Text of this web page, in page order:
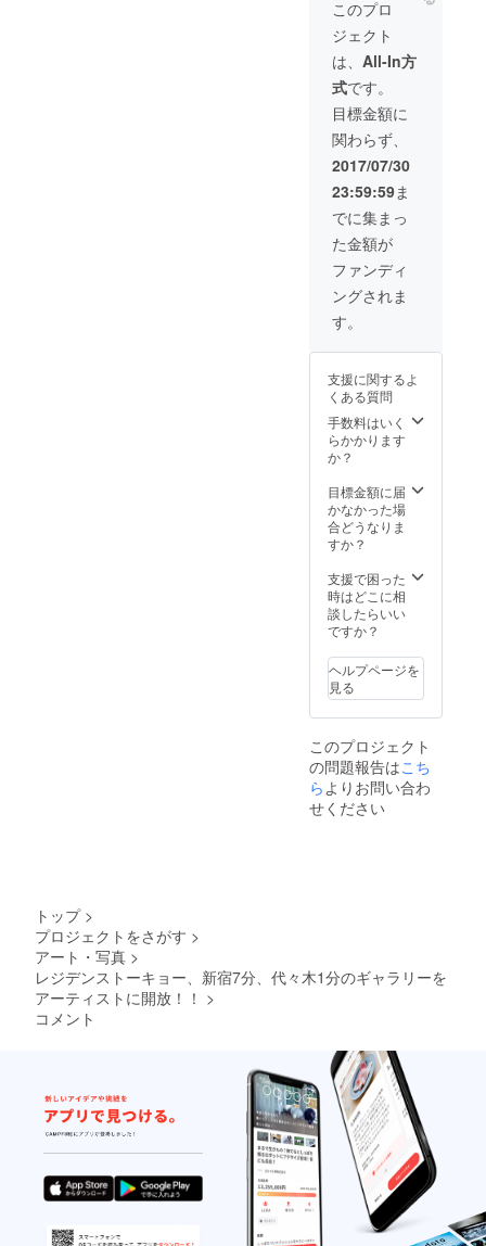
いただ
す。 ★
グルー
プでの
展示も
可能で
す。 ★
ギャラ
リーの
ン時間
は月曜
から日
曜まで
の11時
から19
時とさ
ます。
★ギャ
ラリー
内での
展示品
の販売
手数料
はいた
だきま
ラリー
の一部
テーブ
ル（4組
はレジ
デンス
トー
キョー
合わせ
スペー
スで使
用しま
す。 ★
入は月
品の撤
収は日
曜19時
までに
完了さ
せてく
ださ
い。
2017年
9月1日
から
2018年
8月31日
までの
お好み
の日程
（ただ
し年末
年始は
除く）
で2週
間、個
展の会
場とし
て作品
いただ
す。 ★
グルー
プでの
展示も
ギャラ
リーの
オープ
から日
曜まで
の11時
から19
せてい
ただき
ます。
★ギャ
内での
展示品
の販売
は可能
です。
ル（4組
キョー
の打ち
合わせ
スペー
スで使
用しま
す。 ★
作品の
搬入・
展示は
利用者
このプロ
ジェクト
は、 All-In方
式です。
目標金額に
関わらず、
2017/07/30
23:59:59ま
でに集まっ
た金額が
ファンディ
ングされま
す。
支援に関するよ
くある質問
手数料はいく
らかかります
か？
目標金額に届
かなかった場
合どうなりま
すか？
支援で困った
時はどこに相
談したらいい
ですか？
ヘルプページを
見る
このプロジェクト
の問題報告はこち
らよりお問い合わ
せください
トップ >
プロジェクトをさがす >
アート・写真 >
レジデンストーキョー、新宿7分、代々木1分のギャラリーを
アーティストに開放！！ >
コメント